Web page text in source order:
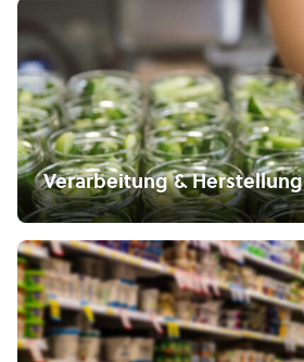
Verarbeitung & Herstellung